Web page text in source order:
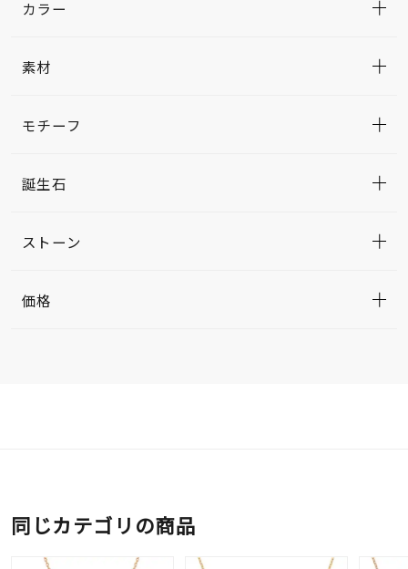
カラー
素材
モチーフ
誕生石
ストーン
価格
同じカテゴリの商品